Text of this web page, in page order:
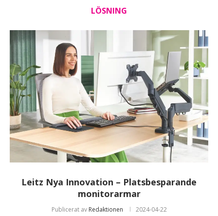
LÖSNING
Leitz Nya Innovation – Platsbesparande
monitorarmar
Publicerat av Redaktionen 2024-04-22